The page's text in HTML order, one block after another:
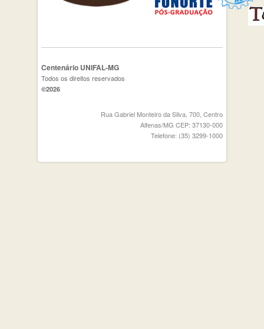
Centenário UNIFAL-MG
Todos os direitos reservados
©2026
Rua Gabriel Monteiro da Silva, 700, Centro
Alfenas/MG CEP: 37130-000
Telefone: (35) 3299-1000